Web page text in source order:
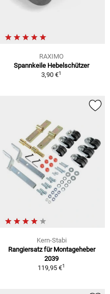
RAXIMO
Spannkeile Hebelschützer
3,90 €1
Kern-Stabi
Rangiersatz für Montageheber
2039
119,95 €1